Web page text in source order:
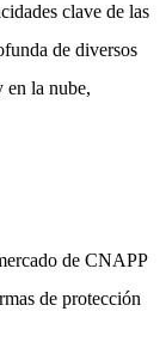
clave de las
de diversos
en la nube,
de CNAPP
de protección